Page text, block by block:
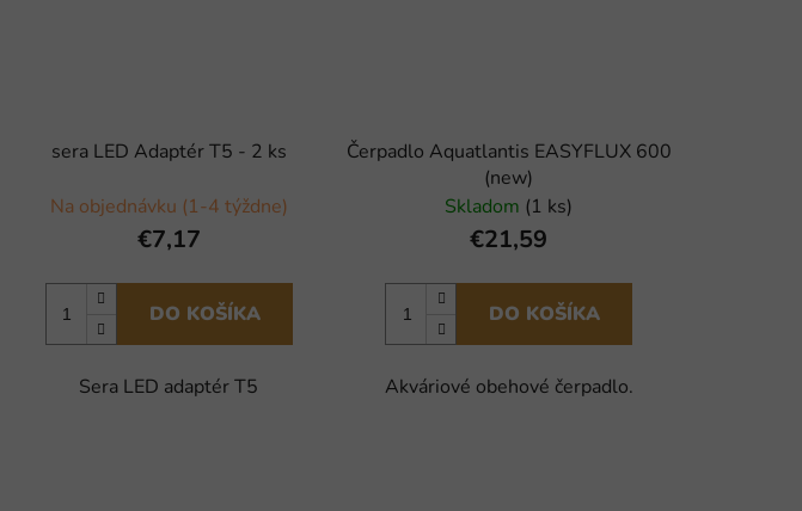
sera LED Adaptér T5 - 2 ks
Na objednávku (1-4 týždne)
€7,17
DO KOŠÍKA
Sera LED adaptér T5
Čerpadlo Aquatlantis EASYFLUX 600
(new)
Skladom (1 ks)
€21,59
DO KOŠÍKA
Akváriové obehové čerpadlo.